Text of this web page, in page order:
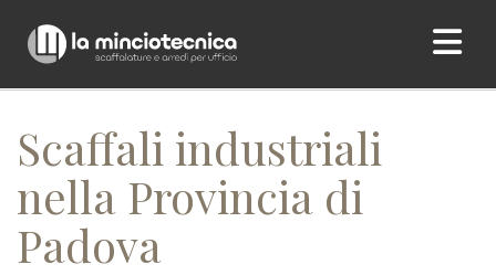
Home/ Scaffali industriali nella Provincia di Padova
Scaffali industriali
nella Provincia di
Padova